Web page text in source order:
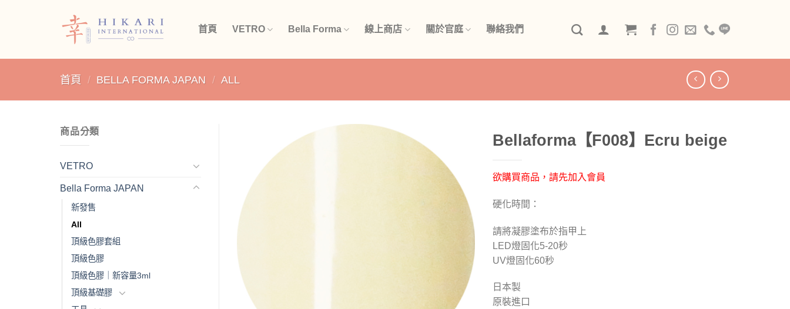
首頁 VETRO Bella Forma 線上商店 關於官庭 聯絡我們
首頁 / BELLA FORMA JAPAN / ALL
商品分類
VETRO
Bella Forma JAPAN
新發售
All
頂級色膠套組
頂級色膠
頂級色膠｜新容量3ml
頂級基礎膠
「願
望清
單」
Bellaforma【F008】Ecru beige
欲購買商品，請先加入會員
硬化時間：
請將凝膠塗布於指甲上
LED燈固化5-20秒
UV燈固化60秒
日本製
原裝進口